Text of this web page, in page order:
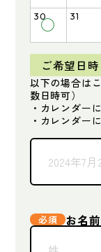
30
◯
31
ご希望日時
以下の場合は
数日時可）
・カレンダー
・カレンダー
お名前